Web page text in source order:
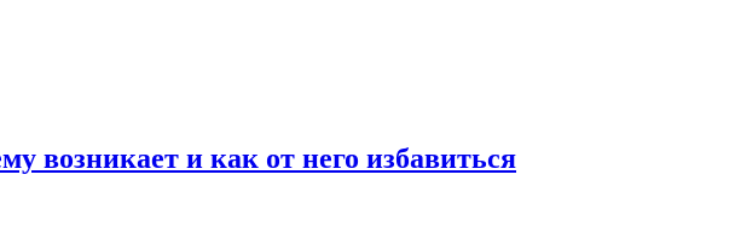
возникает и как от него избавиться